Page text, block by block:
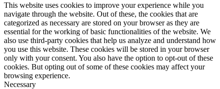
This website uses cookies to improve your experience while you
navigate through the website. Out of these, the cookies that are
categorized as necessary are stored on your browser as they are
essential for the working of basic functionalities of the website. We
also use third-party cookies that help us analyze and understand how
you use this website. These cookies will be stored in your browser
only with your consent. You also have the option to opt-out of these
cookies. But opting out of some of these cookies may affect your
browsing experience.
Necessary